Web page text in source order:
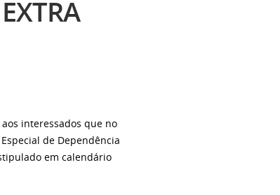
interessados que no
de Dependência
em calendário